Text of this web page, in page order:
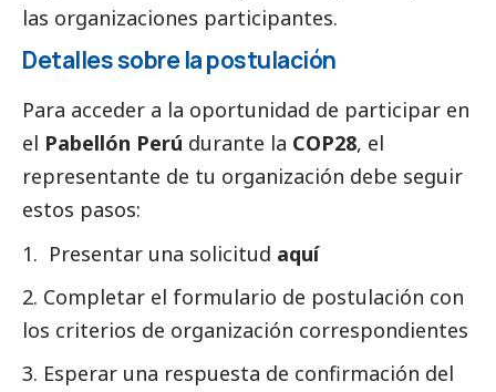
las organizaciones participantes.
Detalles sobre la postulación
Para acceder a la oportunidad de participar en
el Pabellón Perú durante la COP28, el
representante de tu organización debe seguir
estos pasos:
Presentar una solicitud aquí
Completar el formulario de postulación con
los criterios de organización correspondientes
Esperar una respuesta de confirmación del